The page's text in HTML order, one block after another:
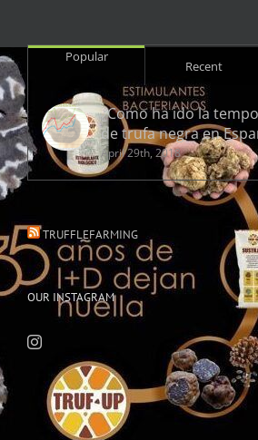
Popular
Recent
¿Como ha ido la
de trufa negra en
April 29th, 2018
TRUFFLEFARMING
OUR INSTAGRAM